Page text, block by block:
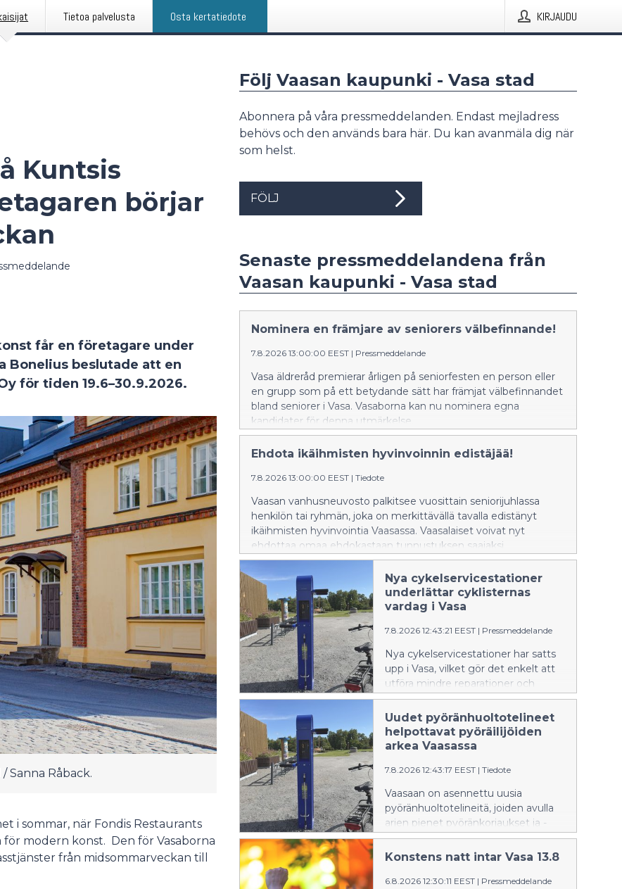
Tietoa palvelusta Osta kertatiedote KIRJAUDU
Kuntsis
börjar
får en företagare under
Bonelius beslutade att en
för tiden 19.6–30.9.2026.
Sanna Råback.
i sommar, när Fondis Restaurants
modern konst. Den för Vasaborna
från midsommarveckan till
Följ Vaasan kaupunki - Vasa stad
Abonnera på våra pressmeddelanden. Endast mejladress
behövs och den används bara här. Du kan avanmäla dig när
som helst.
FÖLJ
Senaste pressmeddelandena från
Vaasan kaupunki - Vasa stad
Nominera en främjare av seniorers välbefinnande!
7.8.2026 13:00:00 EEST | Pressmeddelande
Vasa äldreråd premierar årligen på seniorfesten en person eller
en grupp som på ett betydande sätt har främjat välbefinnandet
bland seniorer i Vasa. Vasaborna kan nu nominera egna
kandidater för denna utmärkelse.
Ehdota ikäihmisten hyvinvoinnin edistäjää!
7.8.2026 13:00:00 EEST | Tiedote
Vaasan vanhusneuvosto palkitsee vuosittain seniorijuhlassa
henkilön tai ryhmän, joka on merkittävällä tavalla edistänyt
ikäihmisten hyvinvointia Vaasassa. Vaasalaiset voivat nyt
ehdottaa omaa ehdokastaan tunnustuksen saajaksi.
Nya cykelservicestationer
underlättar cyklisternas
vardag i Vasa
7.8.2026 12:43:21 EEST | Pressmeddelande
Nya cykelservicestationer har satts
upp i Vasa, vilket gör det enkelt att
utföra mindre reparationer och
justeringar av cykeln under
cykelturen. Servicestationerna finns
vid Metviksparken, parkeringen i
Inre hamnen och cykelgaraget vid
Uudet pyöränhuoltotelineet
helpottavat pyöräilijöiden
arkea Vaasassa
7.8.2026 12:43:17 EEST | Tiedote
Vaasaan on asennettu uusia
pyöränhuoltotelineitä, joiden avulla
arjen pienet pyöränkorjaukset ja -
säädöt onnistuvat kesken
pyörämatkan. Telineitä löytyy
parkkipaikalta sekä Matkakeskuksen
Konstens natt intar Vasa 13.8
6.8.2026 12:30:11 EEST | Pressmeddelande